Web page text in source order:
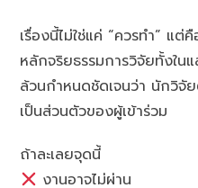
เรื่องนี้ไม่ใช่แค่ “ควรทำ” แต่
หลักจริยธรรมการวิจัยทั้งในแ
ล้วนกำหนดชัดเจนว่า นักวิจั
เป็นส่วนตัวของผู้เข้าร่วม
ถ้าละเลยจุดนี้
งานอาจไม่ผ่าน